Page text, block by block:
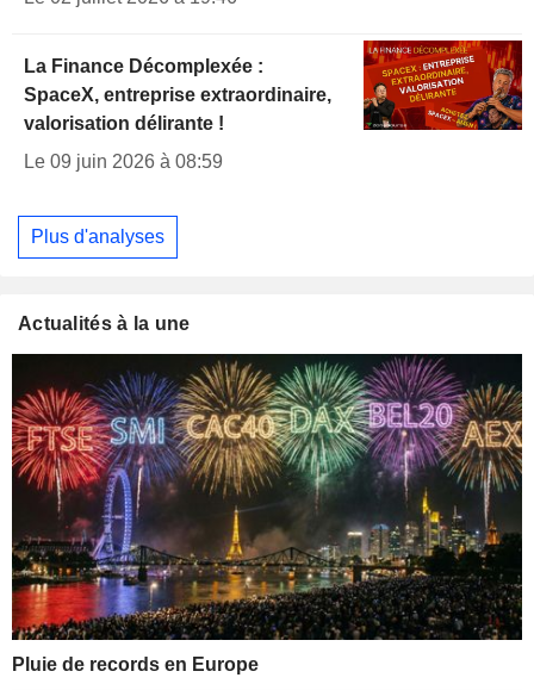
La Finance Décomplexée :
SpaceX, entreprise extraordinaire,
valorisation délirante !
Le 09 juin 2026 à 08:59
Plus d'analyses
Actualités à la une
Pluie de records en Europe